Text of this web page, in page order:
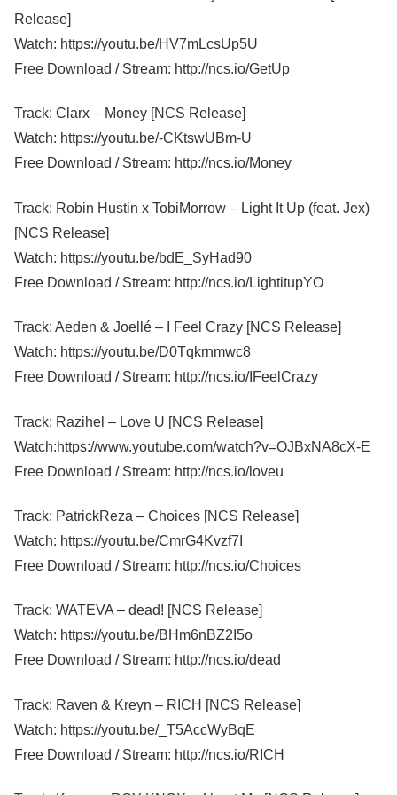
Release]
Watch: https://youtu.be/HV7mLcsUp5U
Free Download / Stream: http://ncs.io/GetUp
Track: Clarx – Money [NCS Release]
Watch: https://youtu.be/-CKtswUBm-U
Free Download / Stream: http://ncs.io/Money
Track: Robin Hustin x TobiMorrow – Light It Up (feat. Jex)
[NCS Release]
Watch: https://youtu.be/bdE_SyHad90
Free Download / Stream: http://ncs.io/LightitupYO
Track: Aeden & Joellé – I Feel Crazy [NCS Release]
Watch: https://youtu.be/D0Tqkrnmwc8
Free Download / Stream: http://ncs.io/IFeelCrazy
Track: Razihel – Love U [NCS Release]
Watch:https://www.youtube.com/watch?v=OJBxNA8cX-E
Free Download / Stream: http://ncs.io/loveu
Track: PatrickReza – Choices [NCS Release]
Watch: https://youtu.be/CmrG4Kvzf7I
Free Download / Stream: http://ncs.io/Choices
Track: WATEVA – dead! [NCS Release]
Watch: https://youtu.be/BHm6nBZ2I5o
Free Download / Stream: http://ncs.io/dead
Track: Raven & Kreyn – RICH [NCS Release]
Watch: https://youtu.be/_T5AccWyBqE
Free Download / Stream: http://ncs.io/RICH